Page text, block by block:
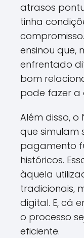
atrasos
tinha
ensinou que,
enfrentado
bom
pode fazer a
Além disso,
que simulam
pagamento
históricos.
àquela
tradicionais,
digital. E, cá
o processo
eficiente.